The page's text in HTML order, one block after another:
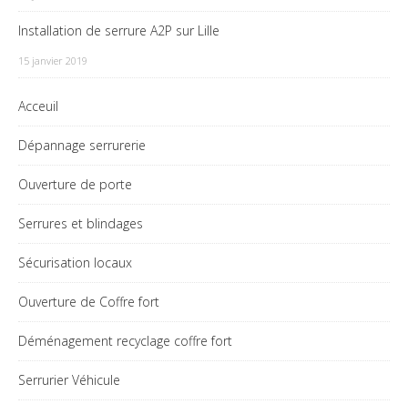
Installation de serrure A2P sur Lille
15 janvier 2019
Acceuil
Dépannage serrurerie
Ouverture de porte
Serrures et blindages
Sécurisation locaux
Ouverture de Coffre fort
Déménagement recyclage coffre fort
Serrurier Véhicule